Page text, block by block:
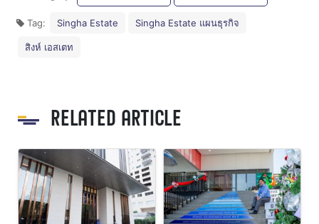
Tag: Singha Estate Singha Estate แผนธุรกิจ
สิงห์ เอสเตท
RELATED ARTICLE